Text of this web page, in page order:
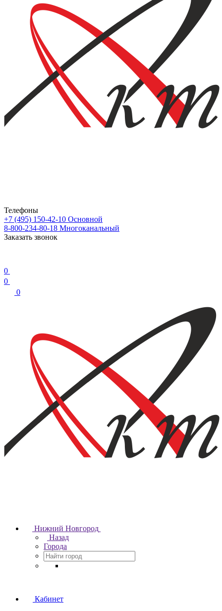
Телефоны
+7 (495) 150-42-10 Основной
8-800-234-80-18 Многоканальный
Заказать звонок
0
0
0
Нижний Новгород
Назад
Города
Кабинет